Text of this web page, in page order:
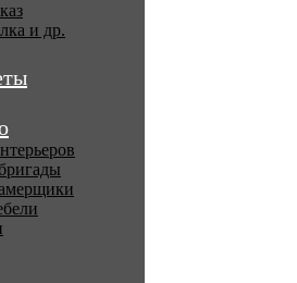
и др.